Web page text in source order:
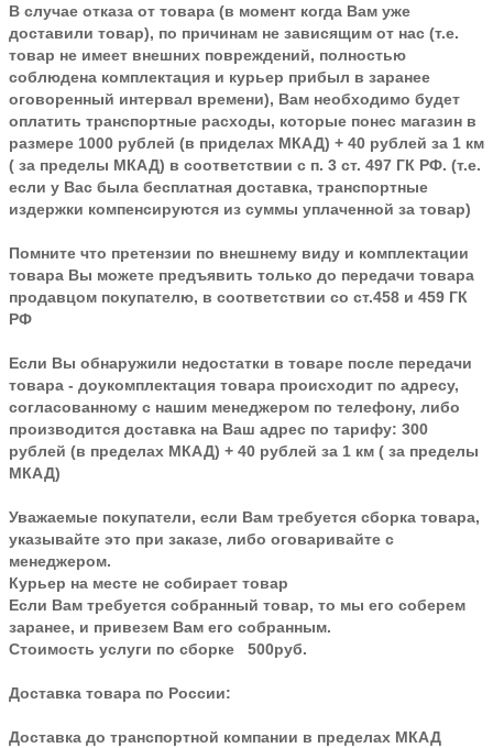
В случае отказа от товара (в момент когда Вам уже
доставили товар), по причинам не зависящим от нас (т.е.
товар не имеет внешних повреждений, полностью
соблюдена комплектация и курьер прибыл в заранее
оговоренный интервал времени), Вам необходимо будет
оплатить транспортные расходы, которые понес магазин в
размере 1000 рублей (в приделах МКАД) + 40 рублей за 1 км
( за пределы МКАД) в соответствии с п. 3 ст. 497 ГК РФ. (т.е.
если у Вас была бесплатная доставка, транспортные
издержки компенсируются из суммы уплаченной за товар)
Помните что претензии по внешнему виду и комплектации
товара Вы можете предъявить только до передачи товара
продавцом покупателю, в соответствии со ст.458 и 459 ГК
РФ
Если Вы обнаружили недостатки в товаре после передачи
товара - доукомплектация товара происходит по адресу,
согласованному с нашим менеджером по телефону, либо
производится доставка на Ваш адрес по тарифу: 300
рублей (в пределах МКАД) + 40 рублей за 1 км ( за пределы
МКАД)
Уважаемые покупатели, если Вам требуется сборка товара,
указывайте это при заказе, либо оговаривайте с
менеджером.
Курьер на месте не собирает товар
Если Вам требуется собранный товар, то мы его соберем
заранее, и привезем Вам его собранным.
Стоимость услуги по сборке 500руб.
Доставка товара по России:
Доставка до транспортной компании в пределах МКАД